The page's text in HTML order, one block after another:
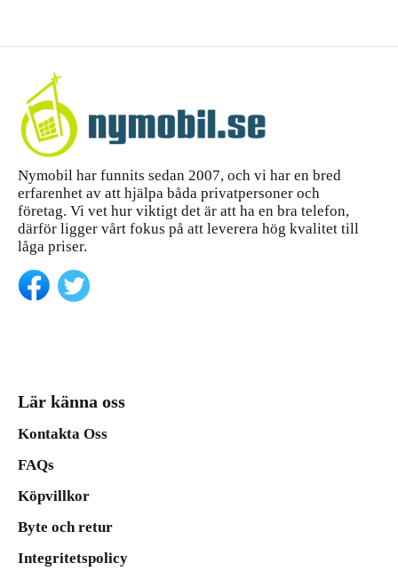
Nymobil har funnits sedan 2007, och vi har en bred
erfarenhet av att hjälpa båda privatpersoner och
företag. Vi vet hur viktigt det är att ha en bra telefon,
därför ligger vårt fokus på att leverera hög kvalitet till
låga priser.
Lär känna oss
Kontakta Oss
FAQs
Köpvillkor
Byte och retur
Integritetspolicy